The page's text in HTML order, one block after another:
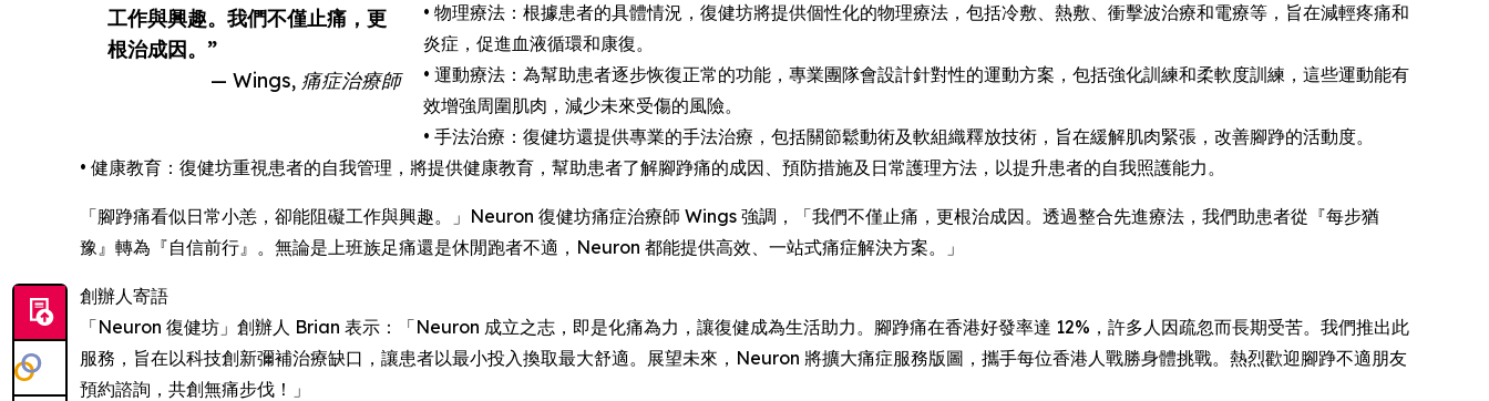
工作與興趣。我們不僅止痛，更
根治成因。”
— Wings, 痛症治療師
• 物理療法：根據患者的具體情況，復健坊將提供個性化的物理療法，包括冷敷、熱敷、衝擊波治療和電療等，旨在減輕疼痛和
炎症，促進血液循環和康復。
• 運動療法：為幫助患者逐步恢復正常的功能，專業團隊會設計針對性的運動方案，包括強化訓練和柔軟度訓練，這些運動能有
效增強周圍肌肉，減少未來受傷的風險。
• 手法治療：復健坊還提供專業的手法治療，包括關節鬆動術及軟組織釋放技術，旨在緩解肌肉緊張，改善腳踭的活動度。
• 健康教育：復健坊重視患者的自我管理，將提供健康教育，幫助患者了解腳踭痛的成因、預防措施及日常護理方法，以提升患者的自我照護能力。
「腳踭痛看似日常小恙，卻能阻礙工作與興趣。」Neuron 復健坊痛症治療師 Wings 強調，「我們不僅止痛，更根治成因。透過整合先進療法，我們助患者從『每步猶
豫』轉為『自信前行』。無論是上班族足痛還是休閒跑者不適，Neuron 都能提供高效、一站式痛症解決方案。」
創辦人寄語
「Neuron 復健坊」創辦人 Brian 表示：「Neuron 成立之志，即是化痛為力，讓復健成為生活助力。腳踭痛在香港好發率達 12%，許多人因疏忽而長期受苦。我們推出此
服務，旨在以科技創新彌補治療缺口，讓患者以最小投入換取最大舒適。展望未來，Neuron 將擴大痛症服務版圖，攜手每位香港人戰勝身體挑戰。熱烈歡迎腳踭不適朋友
預約諮詢，共創無痛步伐！」